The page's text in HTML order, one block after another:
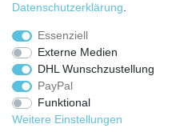
Daten­schutz­erklärung
Essenziell
Externe Medien
DHL Wunschzustellung
PayPal
Funktional
Weitere Einstellungen
Impressum